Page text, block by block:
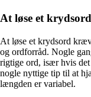
At løse et krydsord
At løse et krydsord
og ordforråd. Nogle
rigtige ord, især hvis
nogle nyttige tip til at
længden er variabel.